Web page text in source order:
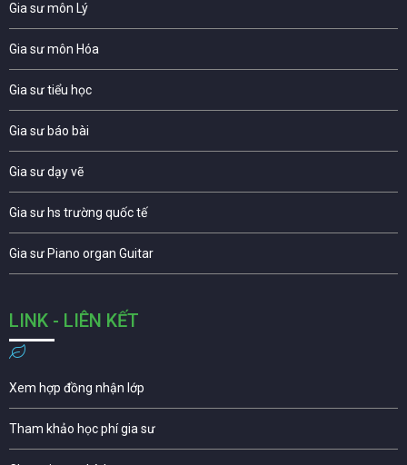
Gia sư môn Lý
Gia sư môn Hóa
Gia sư tiểu học
Gia sư báo bài
Gia sư dạy vẽ
Gia sư hs trường quốc tế
Gia sư Piano organ Guitar
LINK - LIÊN KẾT
Xem hợp đồng nhận lớp
Tham khảo học phí gia sư